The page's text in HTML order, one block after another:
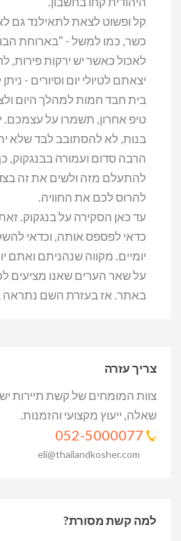
קל ופשוט לצאת לתאילנד גם
כשר, כמו למשל - "בארוחת
לאכול כאשר יש ירקות פירות,
יצאתם לטיולי יום וסיורים -
בית חבד חמות למהלך היום
טיפ אחרון, תשמרו על עצמכם.
בנות, לא להסתובב לבד שלא
הרבה סדום ועמורה בבנגקוק,
להתעלם מזה ולשים את זה
להרוס לכם את החוויה.
עד כאן הסקירה על בנגקוק.
כדאי לפספס אותה, וכדאי
יומיים. מקווה שנהניתם ואתם
על שאר הערים שאנו מציעים
באתר. אז בעזרת השם נתראה
צריך עזרה
צוות המומחים של קשת תיירות
שאלה, ייעוץ מקצועי והזמנות.
eli@thailandkosher.com
למה קשת מסורת?